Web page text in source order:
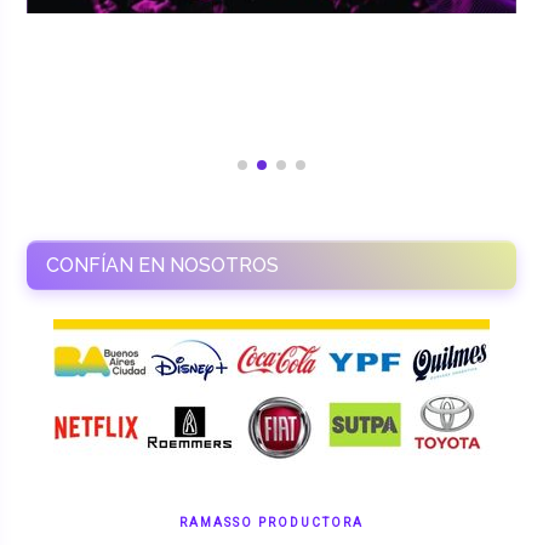
RAMASSO PRODUCTORA